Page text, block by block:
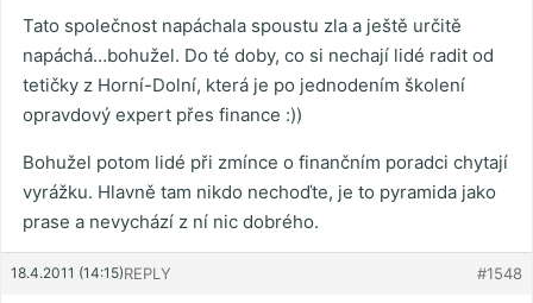
Tato společnost napáchala spoustu zla a ještě určitě
napáchá…bohužel. Do té doby, co si nechají lidé radit od
tetičky z Horní-Dolní, která je po jednodením školení
opravdový expert přes finance :))
Bohužel potom lidé při zmínce o finančním poradci chytají
vyrážku. Hlavně tam nikdo nechoďte, je to pyramida jako
prase a nevychází z ní nic dobrého.
18.4.2011 (14:15) #1548
REPLY